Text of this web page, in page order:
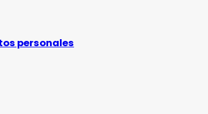
personales